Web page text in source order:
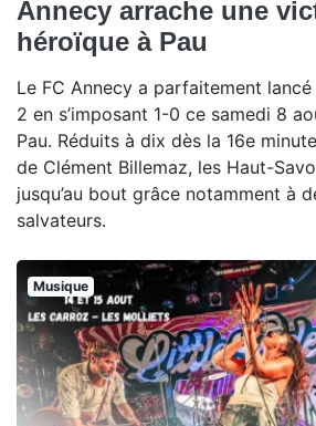
Annecy arrache une
héroïque à Pau
Le FC Annecy a parfaitement
2 en s’imposant 1-0 ce samedi 8
Pau. Réduits à dix dès la 16e
de Clément Billemaz, les Haut-
jusqu’au bout grâce notamment à
salvateurs.
Musique